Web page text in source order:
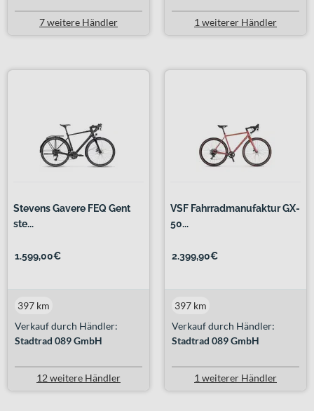
7 weitere Händler 1 weiterer Händler
Stevens Gavere FEQ Gent
ste...
1.599,00€
Verkauf durch Händler:
Stadtrad 089 GmbH
397 km
12 weitere Händler
VSF Fahrradmanufaktur GX-
50...
2.399,90€
Verkauf durch Händler:
Stadtrad 089 GmbH
397 km
1 weiterer Händler